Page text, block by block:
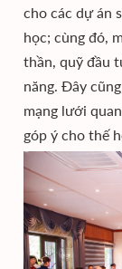
cho các dự án
học; cùng đó,
thần, quỹ đầu
năng. Đây
mạng lưới
góp ý cho thế